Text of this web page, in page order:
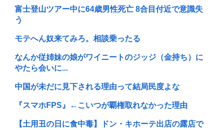
富士登山ツアー中に64歳男性死亡 8合目付近で意識失
う
モテへん奴来てみろ。相談乗ったる
なんか従姉妹の娘がワイニートのジッジ（金持ち）に
やたら会いに...
中国が未だに見下される理由って結局民度よな
『スマホFPS』←こいつが覇権取れなかった理由
【土用丑の日に食中毒】ドン・キホーテ出店の露店で